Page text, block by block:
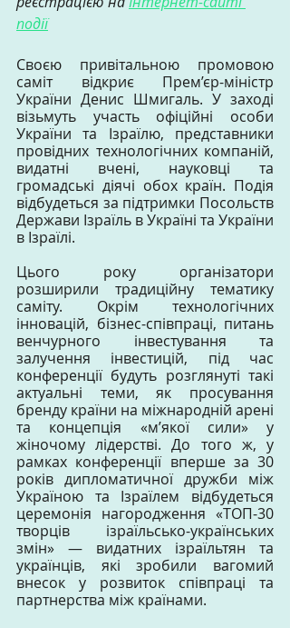
події
Своєю привітальною промовою
саміт відкриє Прем’єр-міністр
України Денис Шмигаль. У заході
візьмуть участь офіційні особи
України та Ізраїлю, представники
провідних технологічних компаній,
видатні вчені, науковці та
громадські діячі обох країн. Подія
відбудеться за підтримки Посольств
Держави Ізраїль в Україні та України
в Ізраїлі.
Цього року організатори
розширили традиційну тематику
саміту. Окрім технологічних
інновацій, бізнес-співпраці, питань
венчурного інвестування та
залучення інвестицій, під час
конференції будуть розглянуті такі
актуальні теми, як просування
бренду країни на міжнародній арені
та концепція «м’якої сили» у
жіночому лідерстві. До того ж, у
рамках конференції вперше за 30
років дипломатичної дружби між
Україною та Ізраїлем відбудеться
церемонія нагородження «TOП-30
творців ізраїльсько-українських
змін» — видатних ізраїльтян та
українців, які зробили вагомий
внесок у розвиток співпраці та
партнерства між країнами.